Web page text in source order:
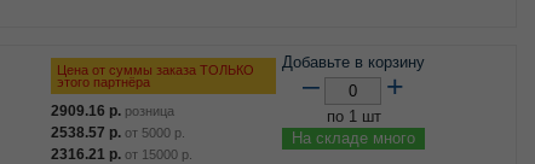
Цена от суммы заказа ТОЛЬКО
этого партнёра
2909.16 р. розница
2538.57 р. от 5000 р.
2316.21 р. от 15000 р.
Добавьте в корзину
– +
по 1 шт
На складе много